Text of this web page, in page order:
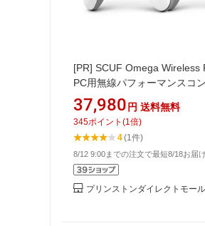
[PR] SCUF Omega Wireless
PC用無線パフォーマンスコ
ー 全2色 408-178-01-010-
ト) 408-178-01-102-WW(ス
レイ) スカフ SCUF コントロ
スポーツ 高精細 カスタムコ
ラー USB PS5 PC TMR ワイ
37,980 円 送料無料
345ポイント (1倍)
4(1件)
8/12 9:00までの注文で最短8/18お届け
プリンストンダイレクトモール